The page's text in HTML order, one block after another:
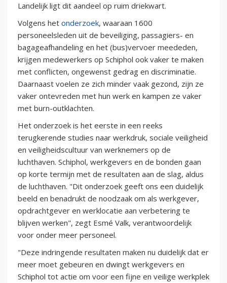
Landelijk ligt dit aandeel op ruim driekwart.
Volgens het onderzoek, waaraan 1600
personeelsleden uit de beveiliging, passagiers- en
bagageafhandeling en het (bus)vervoer meededen,
krijgen medewerkers op Schiphol ook vaker te maken
met conflicten, ongewenst gedrag en discriminatie.
Daarnaast voelen ze zich minder vaak gezond, zijn ze
vaker ontevreden met hun werk en kampen ze vaker
met burn-outklachten.
Het onderzoek is het eerste in een reeks
terugkerende studies naar werkdruk, sociale veiligheid
en veiligheidscultuur van werknemers op de
luchthaven. Schiphol, werkgevers en de bonden gaan
op korte termijn met de resultaten aan de slag, aldus
de luchthaven. "Dit onderzoek geeft ons een duidelijk
beeld en benadrukt de noodzaak om als werkgever,
opdrachtgever en werklocatie aan verbetering te
blijven werken", zegt Esmé Valk, verantwoordelijk
voor onder meer personeel.
"Deze indringende resultaten maken nu duidelijk dat er
meer moet gebeuren en dwingt werkgevers en
Schiphol tot actie om voor een fijne en veilige werkplek